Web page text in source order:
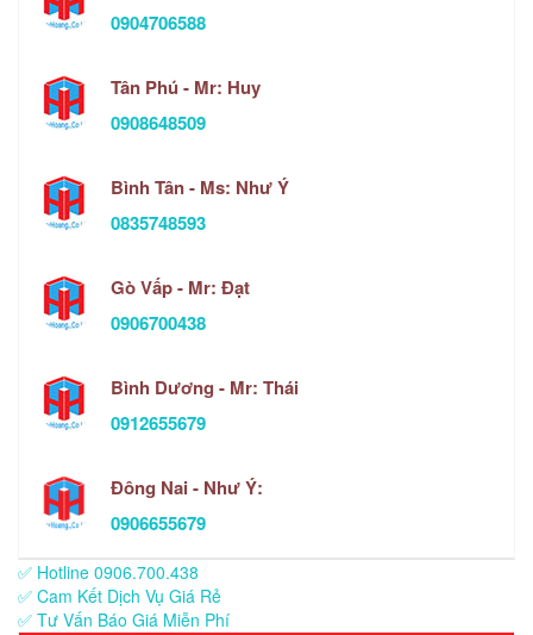
0904706588
Tân Phú - Mr: Huy
0908648509
Bình Tân - Ms: Như Ý
0835748593
Gò Vấp - Mr: Đạt
0906700438
Bình Dương - Mr: Thái
0912655679
Đông Nai - Như Ý:
0906655679
✅ Hotline 0906.700.438
✅ Cam Kết Dịch Vụ Giá Rẻ
✅ Tư Vấn Báo Giá Miễn Phí